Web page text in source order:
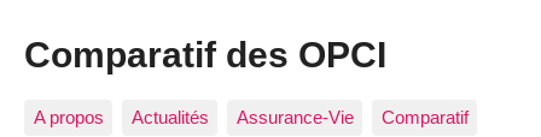
Comparatif des OPCI
A propos Actualités Assurance-Vie Comparatif